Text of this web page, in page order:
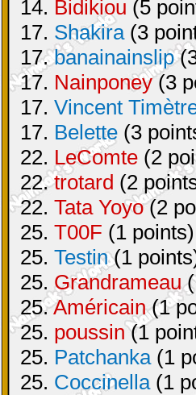
14. Bidikiou (5
17. Shakira(3
17.banainainslip
17. Nainponey(3
17. Vincent
17. Belette (3
22. LeComte (2
22.trotard (2
22. Tata Yoyo(2
25. T00F (1 points)
25. Testin(1
25. Grandrameau
25.Américain(1
25. poussin(1
25. Patchanka(1
25. Coccinella(1